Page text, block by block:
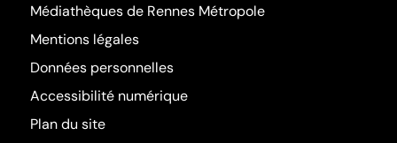
Médiathèques de Rennes Métropole(ouvre dans une
Mentions légales
Données personnelles
Accessibilité numérique
Plan du site